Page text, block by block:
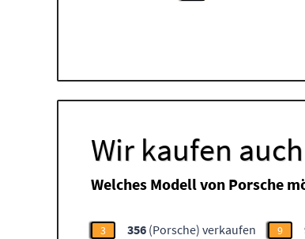
Wir kaufen
Welches Modell von Porsche
3 356 (Porsche) verkaufen 9